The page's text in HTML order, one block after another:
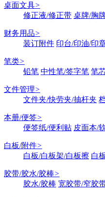
桌面文具>
修正液/修正带 桌牌/胸
财务用品>
装订附件 印台/印油/印
笔类>
铅笔 中性笔/签字笔 笔
文件管理>
文件夹/快劳夹/抽杆夹
本册/便签>
便签纸/便利贴 皮面本/
白板/附件>
白板/白板架/白板擦 白
胶带/胶水/胶棒>
胶水/胶棒 宽胶带/窄胶